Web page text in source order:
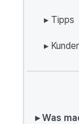
▸ Tipps
▸
▸ Was